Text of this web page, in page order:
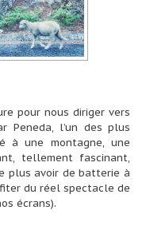
pour nous diriger vers
Peneda, l’un des plus
à une montagne, une
tellement fascinant,
plus avoir de batterie à
du réel spectacle de
écrans).